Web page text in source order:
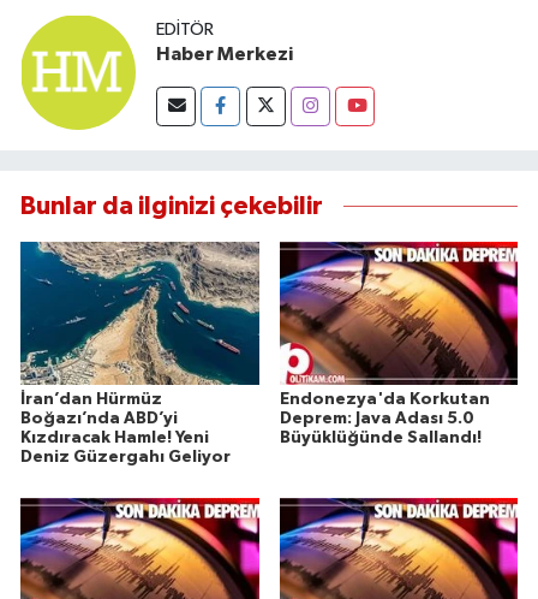
EDITÖR
Haber Merkezi
Bunlar da ilginizi çekebilir
İran’dan Hürmüz
Boğazı’nda ABD’yi
Kızdıracak Hamle! Yeni
Deniz Güzergahı Geliyor
Endonezya'da Korkutan
Deprem: Java Adası 5.0
Büyüklüğünde Sallandı!